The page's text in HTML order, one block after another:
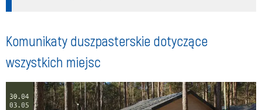
Komunikaty duszpasterskie dotyczące
wszystkich miejsc